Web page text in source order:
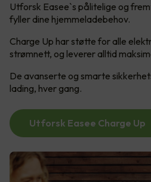
Utforsk Easee`s pålitelige og
fyller dine hjemmeladebehov.
Charge Up har støtte for alle
strømnett, og leverer alltid
De avanserte og smarte
lading, hver gang.
Utforsk Easee Charge Up